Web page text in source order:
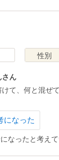
性別
さん
て、何と混ぜ
になった
なったと考え